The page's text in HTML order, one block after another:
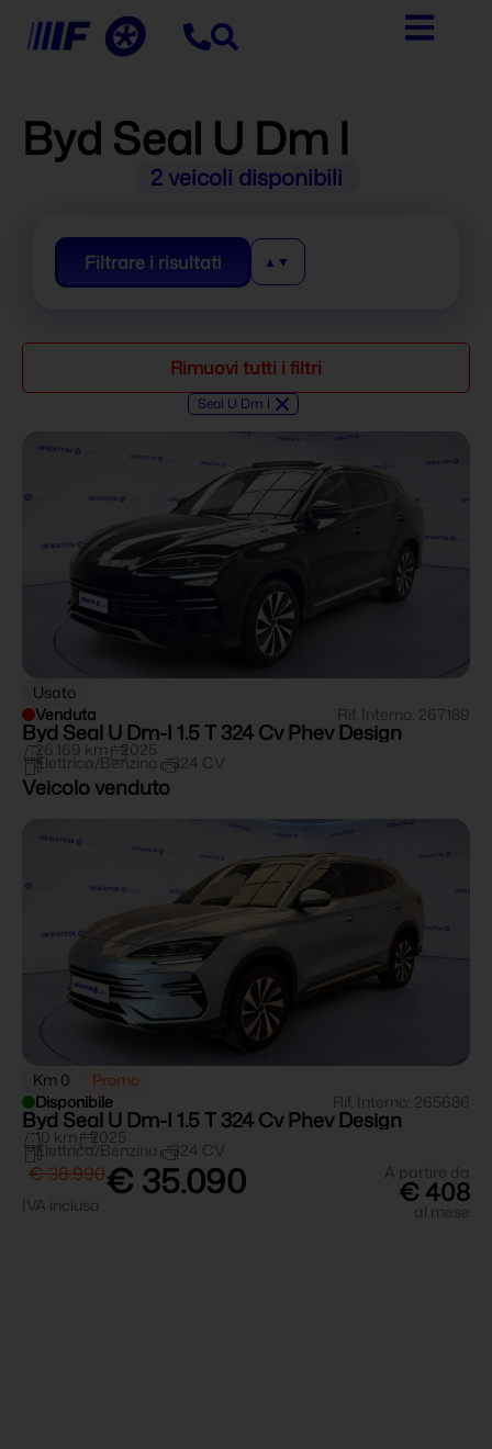
Byd Seal U Dm I
2veicoli disponibili
Filtrare i risultati
Rimuovi tutti i filtri
Seal U Dm I×
Usato
Venduta
Rif. Interno: 267189
Byd Seal U Dm-I 1.5 T 324 Cv Phev Design
26.169 km 2025
Elettrica/Benzina 324 CV
Veicolo venduto
Km 0
Promo
Disponibile
Rif. Interno: 265686
Byd Seal U Dm-I 1.5 T 324 Cv Phev Design
10 km 2025
Elettrica/Benzina 324 CV
€ 35.090
€ 38.990
IVA inclusa
A partire da
€ 408
al mese